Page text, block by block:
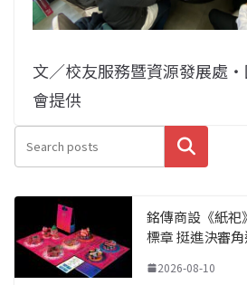
文／校友服務暨資源發展處
會提供
搜尋
銘傳商設《紙祀
標章 挺進決審
2026-08-10